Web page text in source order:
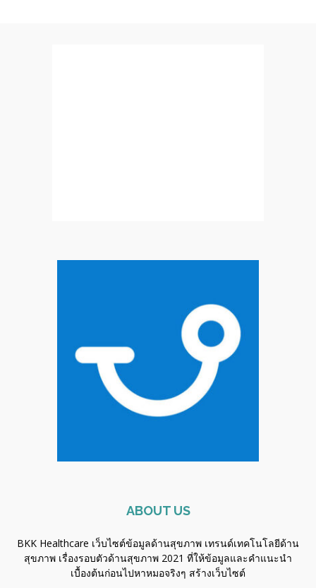
ABOUT US
BKK Healthcare เว็บไซต์ข้อมูลด้านสุขภาพ เทรนด์เทคโนโลยีด้าน
สุขภาพ เรื่องรอบตัวด้านสุขภาพ 2021 ที่ให้ข้อมูลและคำแนะนำ
เบื้องต้นก่อนไปหาหมอจริงๆ สร้างเว็บไซต์